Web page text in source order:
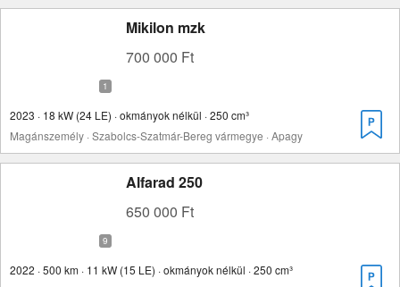
Mikilon mzk
700 000 Ft
2023 · 18 kW (24 LE) · okmányok nélkül · 250 cm³
Magánszemély · Szabolcs-Szatmár-Bereg vármegye · Apagy
Alfarad 250
650 000 Ft
2022 · 500 km · 11 kW (15 LE) · okmányok nélkül · 250 cm³